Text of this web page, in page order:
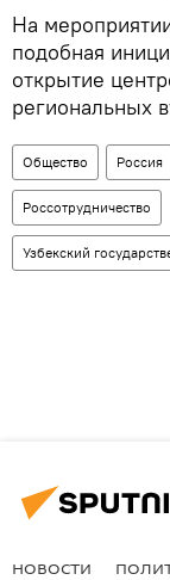
На
подобная
открытие
региональных
Общество Россия
Россотрудничество
Узбекский
НОВОСТИ